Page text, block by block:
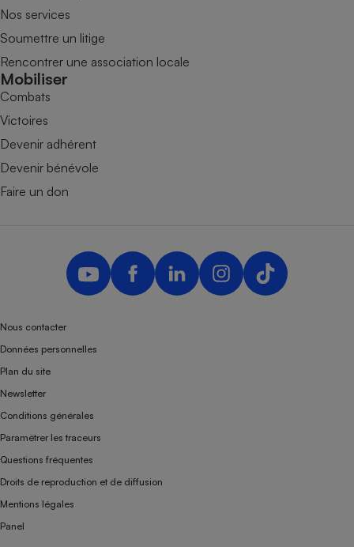
Nos services
Soumettre un litige
Rencontrer une association locale
Mobiliser
Combats
Victoires
Devenir adhérent
Devenir bénévole
Faire un don
Nous contacter
Données personnelles
Plan du site
Newsletter
Conditions générales
Paramétrer les traceurs
Questions fréquentes
Droits de reproduction et de diffusion
Mentions légales
Panel